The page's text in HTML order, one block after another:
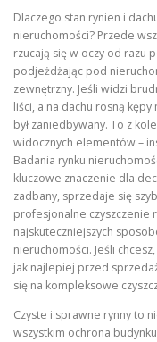
Dlaczego stan rynien i
nieruchomości? Przede
rzucają się w oczy od razu
podjeżdżając pod
zewnętrzny. Jeśli widzi
liści, a na dachu rosną
był zaniedbywany. To z
widocznych elementów –
Badania rynku
kluczowe znaczenie dla
zadbany, sprzedaje się
profesjonalne czyszczenie
najskuteczniejszych
nieruchomości. Jeśli
jak najlepiej przed
się na kompleksowe
Czyste i sprawne rynny to
wszystkim ochrona